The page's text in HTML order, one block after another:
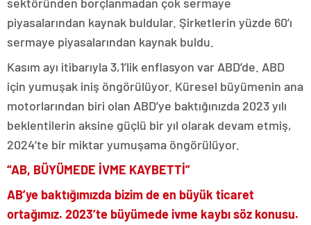
piyasalarından kaynak buldular. Şirketlerin yüzde 60’ı
sermaye piyasalarından kaynak buldu.
Kasım ayı itibarıyla 3,1’lik enflasyon var ABD’de. ABD
için yumuşak iniş öngörülüyor. Küresel büyümenin ana
motorlarından biri olan ABD’ye baktığınızda 2023 yılı
beklentilerin aksine güçlü bir yıl olarak devam etmiş,
2024’te bir miktar yumuşama öngörülüyor.
“AB, BÜYÜMEDE İVME KAYBETTİ”
AB’ye baktığımızda bizim de en büyük ticaret
ortağımız. 2023’te büyümede ivme kaybı söz konusu.